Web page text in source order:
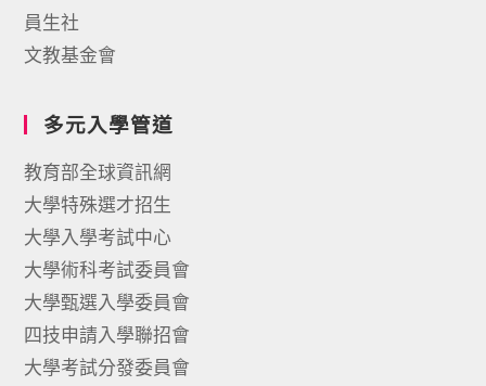
員生社
文教基金會
多元入學管道
教育部全球資訊網
大學特殊選才招生
大學入學考試中心
大學術科考試委員會
大學甄選入學委員會
四技申請入學聯招會
大學考試分發委員會